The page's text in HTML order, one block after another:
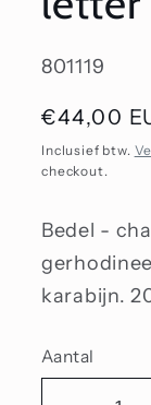
SKU:
801119
Normale
prijs
€44,00
Inclusief btw.
checkout.
Bedel -
karabijn.
Aantal